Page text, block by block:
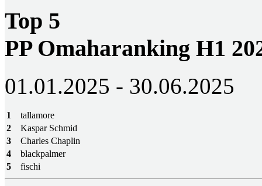
Top 5
PP Omaharanking H1
01.01.2025 - 30.06.2025
1
tallamore
2
Kaspar Schmid
3
Charles Chaplin
4
blackpalmer
5
fischi